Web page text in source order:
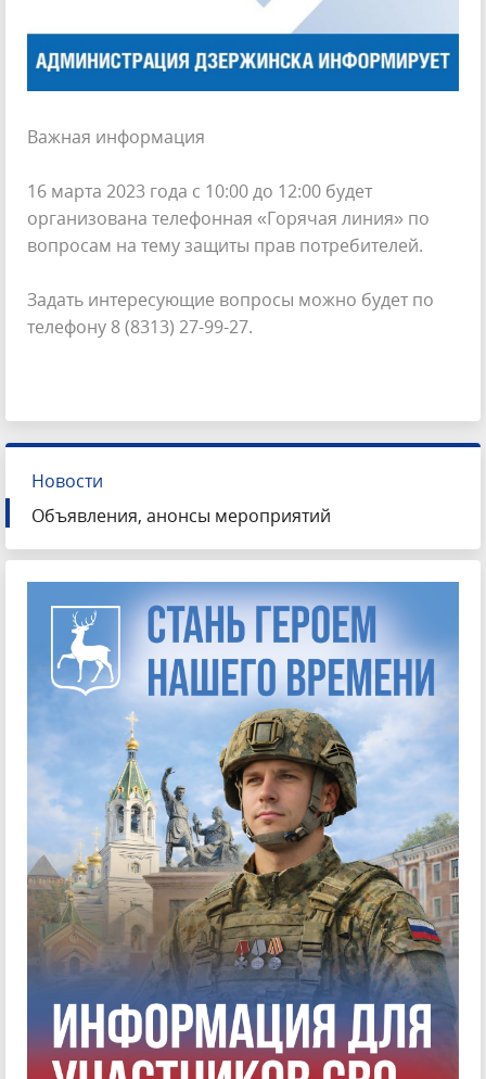
Важная информация
16 марта 2023 года с 10:00 до 12:00 будет
организована телефонная «Горячая линия» по
вопросам на тему защиты прав потребителей.
Задать интересующие вопросы можно будет по
телефону 8 (8313) 27-99-27.
Новости
Объявления, анонсы мероприятий